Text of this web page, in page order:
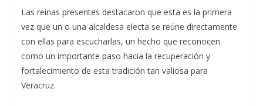
Las reinas presentes destacaron que esta es la primera
vez que un o una alcaldesa electa se reúne directamente
con ellas para escucharlas, un hecho que reconocen
como un importante paso hacia la recuperación y
fortalecimiento de esta tradición tan valiosa para
Veracruz.